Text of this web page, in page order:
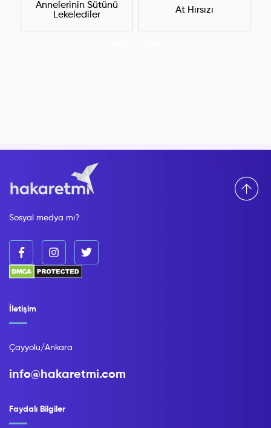
Annelerinin Sütünü
Lekelediler
At Hırsızı
Sosyal medya mı?
Faydalı Bilgiler
İletişim
Çayyolu/Ankara
info@hakaretmi.com